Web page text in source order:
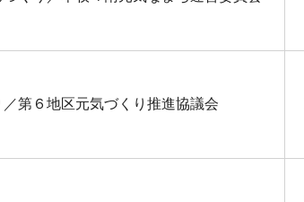
第６地区元気づくり推進協議会